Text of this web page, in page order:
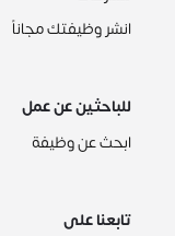
انشر وظيفتك مجاناً
للباحثين عن عمل
ابحث عن وظيفة
تابعنا على